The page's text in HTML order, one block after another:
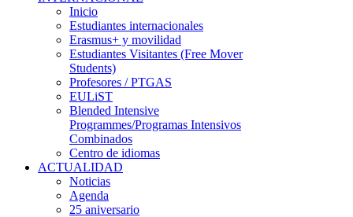
Inicio
Estudiantes internacionales
Erasmus+ y movilidad
Estudiantes Visitantes (Free Mover
Students)
Profesores / PTGAS
EULiST
Blended Intensive
Programmes/Programas Intensivos
Combinados
Centro de idiomas
ACTUALIDAD
Noticias
Agenda
25 aniversario